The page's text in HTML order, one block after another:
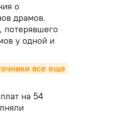
о
драмов.
потерявшего
у одной и
все еще
на 54